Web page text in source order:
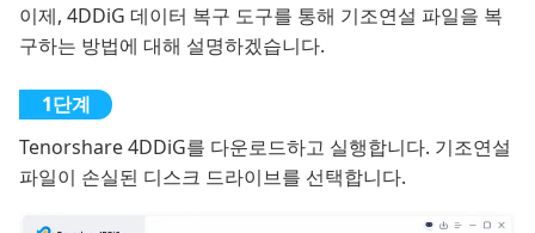
이제, 4DDiG 데이터 복구 도구를 통해 기조연설 파일을 복
구하는 방법에 대해 설명하겠습니다.
Tenorshare 4DDiG를 다운로드하고 실행합니다. 기조연설
파일이 손실된 디스크 드라이브를 선택합니다.